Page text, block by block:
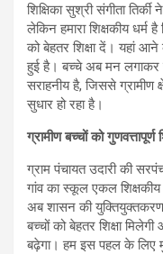
शिक्षिका सुश्री संगीता
लेकिन हमारा शिक्षकीय धर्म
को बेहतर शिक्षा दें। यहां आने
हुई है। बच्चे अब मन लगाकर
सराहनीय है, जिससे ग्रामीण
सुधार हो रहा है।
ग्रामीण बच्चों को गुणवत्तापूर्ण
ग्राम पंचायत उदारी की
गांव का स्कूल एकल शिक्षकीय
अब शासन की
बच्चों को बेहतर शिक्षा
बढ़ेगा। हम इस पहल के लिए